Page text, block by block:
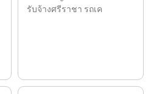
รับจ้างศรีราชา รถเค